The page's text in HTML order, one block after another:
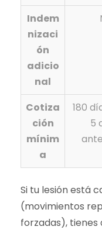
Indem
nizaci
ón
adicio
nal
Cotiza
ción
mínim
a
180
5
Si tu lesión está
(movimientos
forzadas), tienes